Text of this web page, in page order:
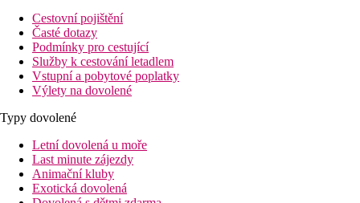
Cestovní pojištění
Časté dotazy
Podmínky pro cestující
Služby k cestování letadlem
Vstupní a pobytové poplatky
Výlety na dovolené
Typy dovolené
Letní dovolená u moře
Last minute zájezdy
Animační kluby
Exotická dovolená